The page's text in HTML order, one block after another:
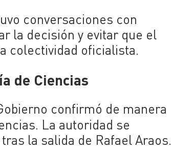
conversaciones con
la decisión y evitar que el
colectividad oficialista.
de Ciencias
confirmó de manera
La autoridad se
la salida de Rafael Araos.